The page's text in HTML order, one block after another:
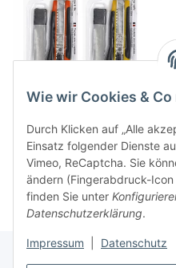
Wie wir Cookies &
Durch Klicken auf „Alle
Einsatz folgender Dienste
Vimeo, ReCaptcha. Sie
ändern (Fingerabdruck-
finden Sie unter
Datenschutzerklärung.
Impressum Datenschutz
Cuttermesser mit 5
Ersatzklingen im 12-er
Verkaufsdisplay
Preise nach Anmeldung
sichtbar